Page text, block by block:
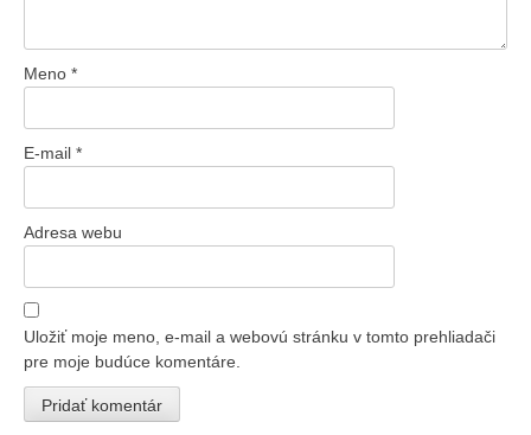
Meno *
E-mail *
Adresa webu
Uložiť moje meno, e-mail a webovú stránku v tomto prehliadači
pre moje budúce komentáre.